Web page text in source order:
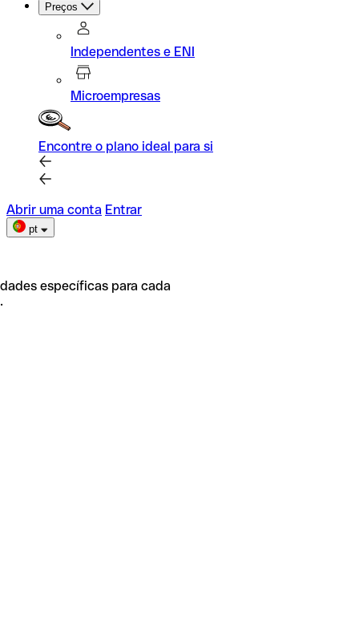
Preços
Independentes e ENI
Microempresas
Encontre o plano ideal para si
Abrir uma conta Entrar
pt
específicas para cada